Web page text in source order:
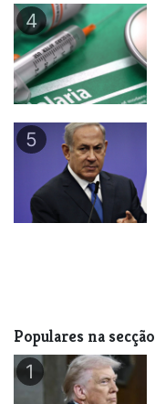
4
5
Populares na secção
1